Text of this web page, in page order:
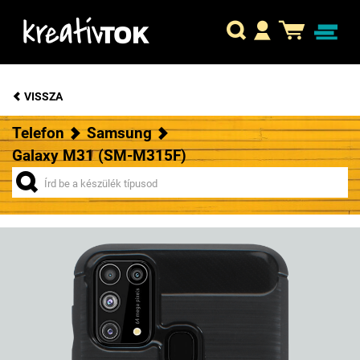
VISSZA
Telefon
Samsung
Galaxy M31 (SM-M315F)